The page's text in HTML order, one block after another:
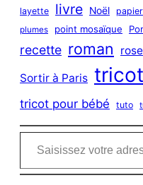
layette livre Noël papier
plumes point mosaïque
recette roman rose
Sortir à Paris tricot
tricot pour bébé tuto
Saisissez votre adresse e-mail…